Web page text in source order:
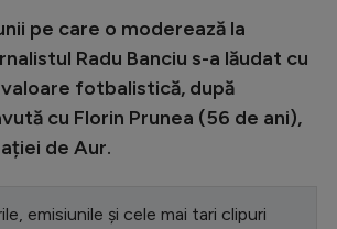
League
League
2026
pe care o moderează la
Radu Banciu s-a lăudat cu
fotbalistică, după
cu Florin Prunea (56 de ani),
de Aur.
emisiunile și cele mai tari clipuri